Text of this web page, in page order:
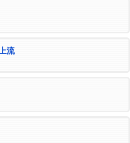
流